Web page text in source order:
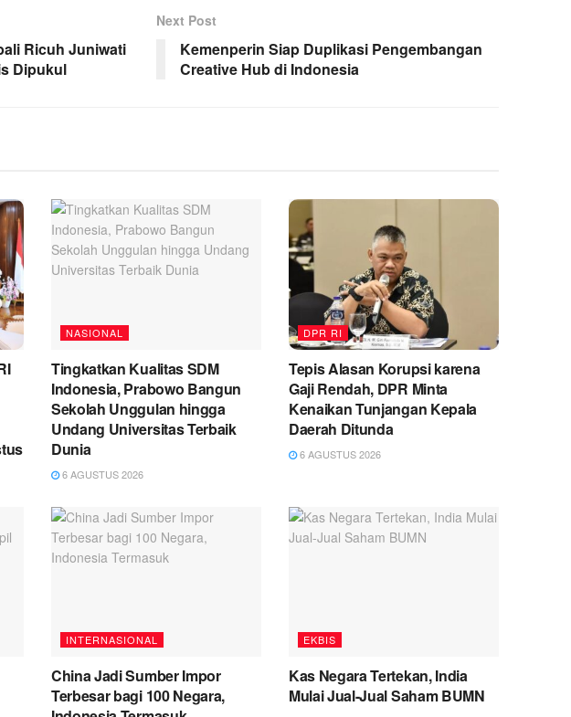
Ricuh Juniwati
Dipukul
Next Post
Kemenperin Siap Duplikasi Pengembangan
Creative Hub di Indonesia
NASIONAL
Tingkatkan Kualitas SDM
Indonesia, Prabowo Bangun
Sekolah Unggulan hingga
Undang Universitas Terbaik
Dunia
6 AGUSTUS 2026
DPR RI
Tepis Alasan Korupsi karena
Gaji Rendah, DPR Minta
Kenaikan Tunjangan Kepala
Daerah Ditunda
6 AGUSTUS 2026
INTERNASIONAL
China Jadi Sumber Impor
Terbesar bagi 100 Negara,
EKBIS
Kas Negara Tertekan, India
Mulai Jual-Jual Saham BUMN